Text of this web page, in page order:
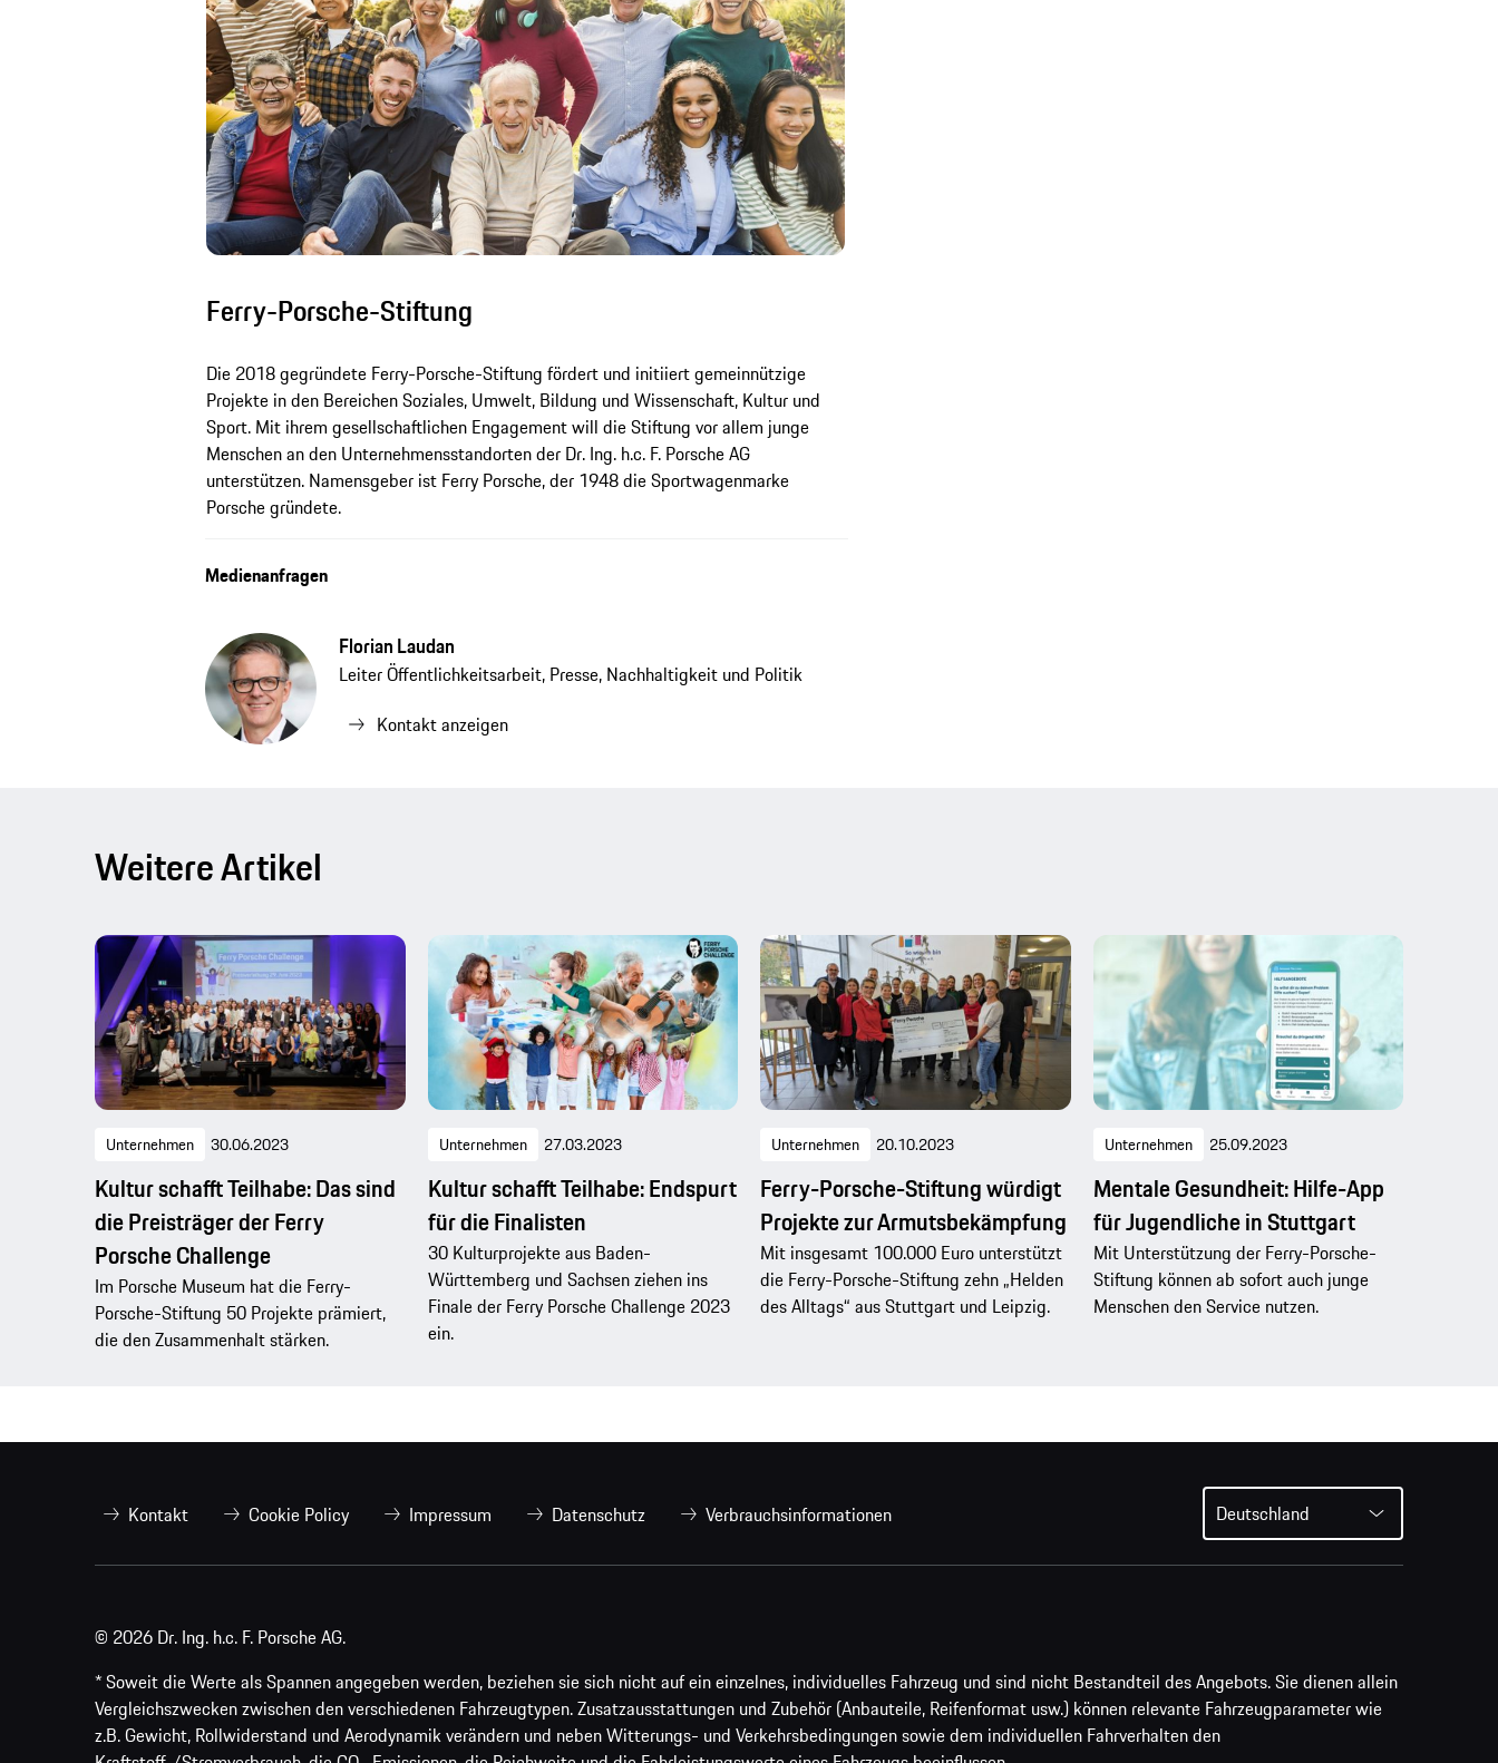
Ferry-Porsche-Stiftung
Die 2018 gegründete Ferry-Porsche-Stiftung fördert und initiiert gemeinnützige
Projekte in den Bereichen Soziales, Umwelt, Bildung und Wissenschaft, Kultur und
Sport. Mit ihrem gesellschaftlichen Engagement will die Stiftung vor allem junge
Menschen an den Unternehmensstandorten der Dr. Ing. h.c. F. Porsche AG
unterstützen. Namensgeber ist Ferry Porsche, der 1948 die Sportwagenmarke
Porsche gründete.
Medienanfragen
Florian Laudan
Leiter Öffentlichkeitsarbeit, Presse, Nachhaltigkeit und Politik
Kontakt anzeigen
Weitere Artikel
Unternehmen 30.06.2023
Kultur schafft Teilhabe: Das sind
die Preisträger der Ferry
Porsche Challenge
Im Porsche Museum hat die Ferry-
Porsche-Stiftung 50 Projekte prämiert,
die den Zusammenhalt stärken.
Unternehmen 27.03.2023
Kultur schafft Teilhabe: Endspurt
für die Finalisten
30 Kulturprojekte aus Baden-
Württemberg und Sachsen ziehen ins
Finale der Ferry Porsche Challenge 2023
ein.
Unternehmen 20.10.2023
Ferry-Porsche-Stiftung würdigt
Projekte zur Armutsbekämpfung
Mit insgesamt 100.000 Euro unterstützt
die Ferry-Porsche-Stiftung zehn „Helden
des Alltags“ aus Stuttgart und Leipzig.
Unternehmen 25.09.2023
Mentale Gesundheit: Hilfe-App
für Jugendliche in Stuttgart
Mit Unterstützung der Ferry-Porsche-
Stiftung können ab sofort auch junge
Menschen den Service nutzen.
Kontakt Cookie Policy Impressum Datenschutz Verbrauchsinformationen Deutschland
© 2026 Dr. Ing. h.c. F. Porsche AG.
* Soweit die Werte als Spannen angegeben werden, beziehen sie sich nicht auf ein einzelnes, individuelles Fahrzeug und sind nicht Bestandteil des Angebots. Sie dienen allein
Vergleichszwecken zwischen den verschiedenen Fahrzeugtypen. Zusatzausstattungen und Zubehör (Anbauteile, Reifenformat usw.) können relevante Fahrzeugparameter wie
z.B. Gewicht, Rollwiderstand und Aerodynamik verändern und neben Witterungs- und Verkehrsbedingungen sowie dem individuellen Fahrverhalten den